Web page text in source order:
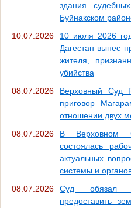
здания
Буйнакском
10.07.2026
10 июля 2026
Дагестан вынес
жителя,
убийства
08.07.2026
Верховный Суд
приговор
отношении двух
08.07.2026
В Верховном
состоялась
актуальных
системы и
08.07.2026
Суд обязал
предоставить